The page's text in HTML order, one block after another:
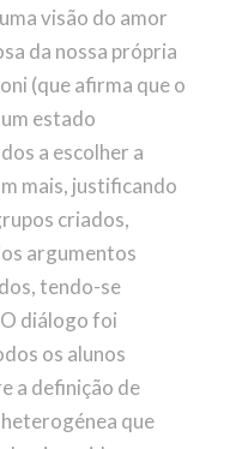
visão do amor
da nossa própria
(que afirma que o
estado
a escolher a
mais, justificando
criados,
argumentos
tendo-se
diálogo foi
os alunos
a definição de
que